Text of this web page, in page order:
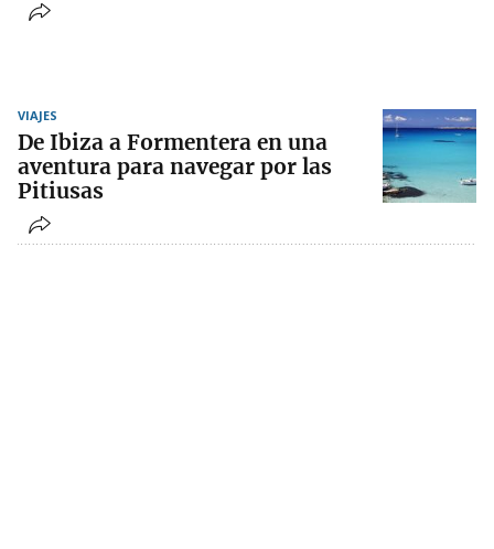
VIAJES
De Ibiza a Formentera en una
aventura para navegar por las
Pitiusas